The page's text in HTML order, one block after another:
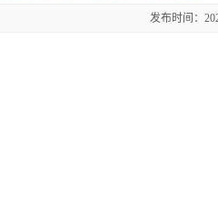
发布时间：